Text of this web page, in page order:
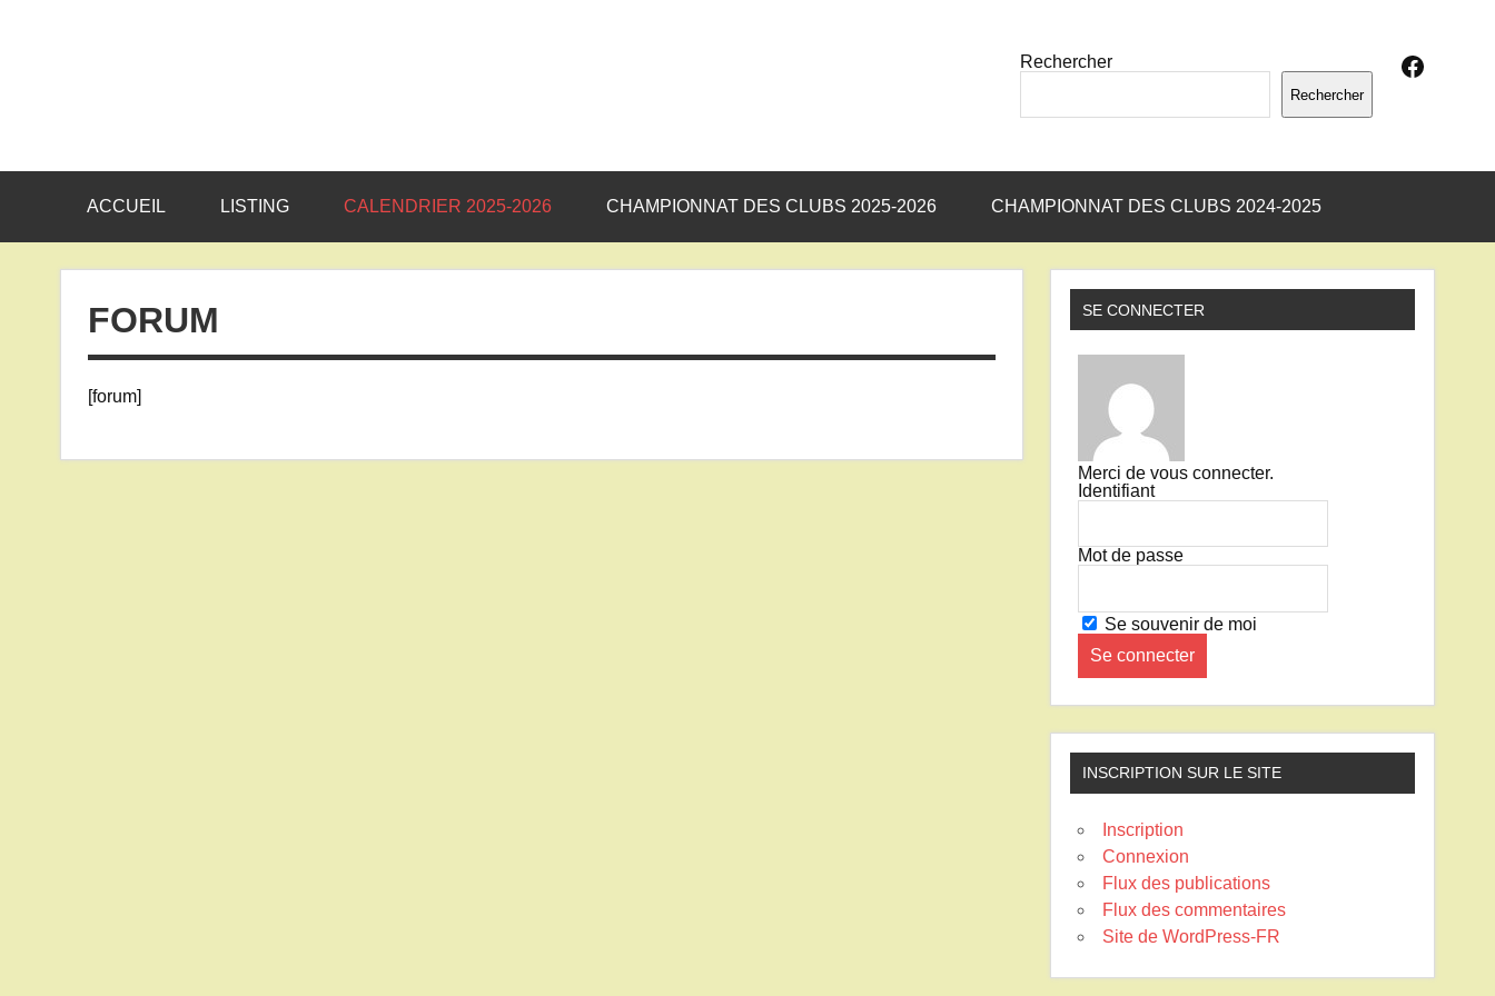
Rechercher
Rechercher
ACCUEIL LISTING CALENDRIER 2025-2026 CHAMPIONNAT DES CLUBS 2025-2026 CHAMPIONNAT DES CLUBS 2024-2025
FORUM
[forum]
SE CONNECTER
Merci de vous connecter.
Identifiant
Mot de passe
Se souvenir de moi
INSCRIPTION SUR LE SITE
Inscription
Connexion
Flux des publications
Flux des commentaires
Site de WordPress-FR